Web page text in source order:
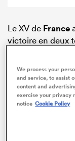
Le XV de France
victoire en deux
Depoortereet
contre les
puis la victoire
six victoires
la victoire lors
We process your
and service, to assist
content and
exercise your privacy
notice Cookie Policy